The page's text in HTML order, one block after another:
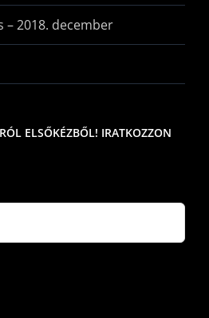
2018. december
ELSŐKÉZBŐL! IRATKOZZON